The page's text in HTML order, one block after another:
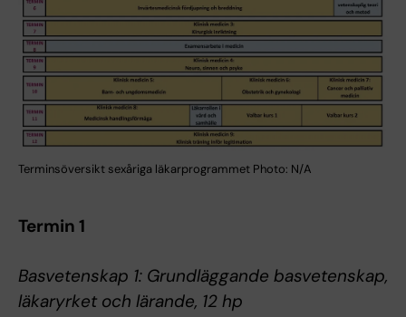
Terminsöversikt sexåriga läkarprogrammet Photo: N/A
Termin 1
Basvetenskap 1: Grundläggande basvetenskap,
läkaryrket och lärande, 12 hp